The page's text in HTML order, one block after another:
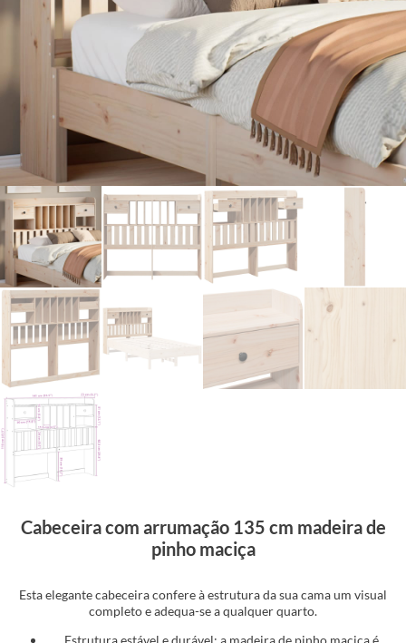
Cabeceira com arrumação 135 cm madeira de
pinho maciça
Esta elegante cabeceira confere à estrutura da sua cama um visual
completo e adequa-se a qualquer quarto.